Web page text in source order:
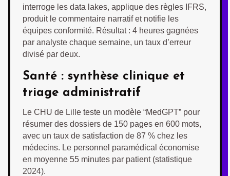
interroge les data lakes, applique des règles IFRS,
produit le commentaire narratif et notifie les
équipes conformité. Résultat : 4 heures gagnées
par analyste chaque semaine, un taux d’erreur
divisé par deux.
Santé : synthèse clinique et
triage administratif
Le CHU de Lille teste un modèle “MedGPT” pour
résumer des dossiers de 150 pages en 600 mots,
avec un taux de satisfaction de 87 % chez les
médecins. Le personnel paramédical économise
en moyenne 55 minutes par patient (statistique
2024).